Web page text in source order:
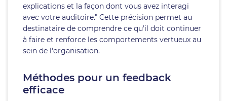
explications et la façon dont vous avez interagi
avec votre auditoire." Cette précision permet au
destinataire de comprendre ce qu'il doit continuer
à faire et renforce les comportements vertueux au
sein de l'organisation.
Méthodes pour un feedback
efficace